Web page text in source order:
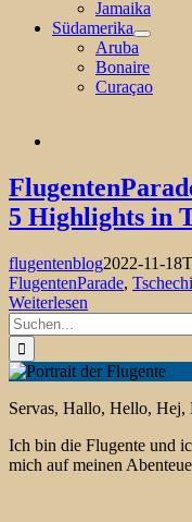
Jamaika
Südamerika
Aruba
Bonaire
Curaçao
5 Highlights in
flugentenblog2022-11-
FlugentenParade,
Weiterlesen
Suche
nach:
Servas, Hallo, Hello,
Ich bin die Flugente und
mich auf meinen